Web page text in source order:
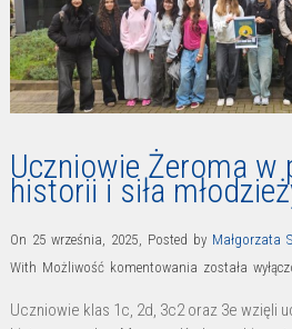
Uczniowie Żeroma w
historii i siła
On 25 września, 2025 Posted by Małgorzata
With Możliwość komentowania Uczniowie
została
Uczniowie klas 1c, 2d, 3c2 oraz 3e wzięli